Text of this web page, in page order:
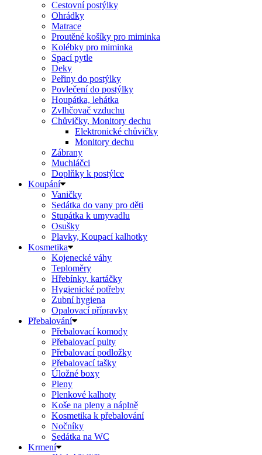
Cestovní postýlky
Ohrádky
Matrace
Proutěné košíky pro miminka
Kolébky pro miminka
Spací pytle
Deky
Peřiny do postýlky
Povlečení do postýlky
Houpátka, lehátka
Zvlhčovač vzduchu
Chůvičky, Monitory dechu
Elektronické chůvičky
Monitory dechu
Zábrany
Muchláčci
Doplňky k postýlce
Koupání
Vaničky
Sedátka do vany pro děti
Stupátka k umyvadlu
Osušky
Plavky, Koupací kalhotky
Kosmetika
Kojenecké váhy
Teploměry
Hřebínky, kartáčky
Hygienické potřeby
Zubní hygiena
Opalovací přípravky
Přebalování
Přebalovací komody
Přebalovací pulty
Přebalovací podložky
Přebalovací tašky
Úložné boxy
Pleny
Plenkové kalhoty
Koše na pleny a náplně
Kosmetika k přebalování
Nočníky
Sedátka na WC
Krmení